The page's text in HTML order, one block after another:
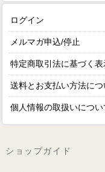
ログイン
メルマガ申込/停止
特定商取引法に基づく表
送料とお支払い方法につ
個人情報の取扱いについ
ショップガイド